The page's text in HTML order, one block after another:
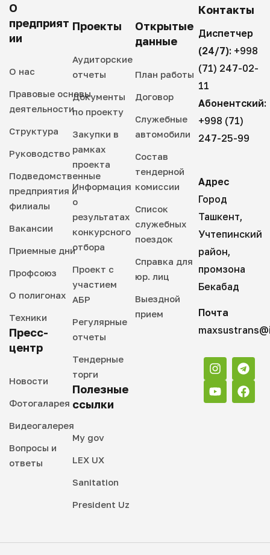
О
предприят
ии
О нас
Правовые основы
деятельности
Структура
Руководство
Подведомственные
предприятия и
филиалы
Вакансии
Приемные дни
Профсоюз
О полигонах
Техники
Пресс-
центр
Новости
Фотогаларея
Видеогалерея
Вопросы и
ответы
Проекты
Аудиторские
отчеты
Документы
по проекту
Закупки в
рамках
проекта
Информация
о
результатах
конкурсного
отбора
Проект с
участием
АБР
Регулярные
отчеты
Тендерные
торги
Полезные
ссылки
My gov
LEX UX
Sanitation
President Uz
Открытые
данные
План работы
Договор
Служебные
автомобили
Состав
тендерной
комиссии
Список
служебных
поездок
Справка для
юр. лиц
Выездной
прием
Контакты
Диспетчер
(24/7): +998
(71) 247-02-
11
Абонентский:
+998 (71)
247-25-99
Адрес
Город
Ташкент,
Учтепинский
район,
промзона
Бекабад
Почта